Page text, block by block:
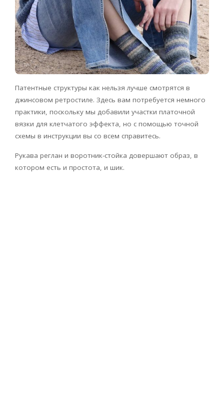
Патентные структуры как нельзя лучше смотрятся в
джинсовом ретростиле. Здесь вам потребуется немного
практики, поскольку мы добавили участки платочной
вязки для клетчатого эффекта, но с помощью точной
схемы в инструкции вы со всем справитесь.
Рукава реглан и воротник-стойка довершают образ, в
котором есть и простота, и шик.